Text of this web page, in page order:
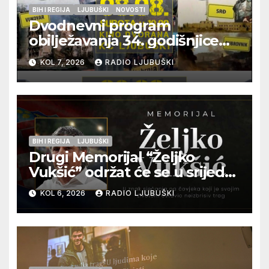
BIH I REGIJA LJUBUŠKI NOVOSTI
Dvodnevni program
obilježavanja 34. godišnjice
pogibije generala Blaža
Kraljevića i osmorice
pripadnika HOS-a
KOL 7, 2026 RADIO LJUBUŠKI
BIH I REGIJA LJUBUŠKI
Drugi Memorijal “Željko
Vukšić” održat će se u srijedu
12. kolovoza u Otoku
KOL 6, 2026 RADIO LJUBUŠKI